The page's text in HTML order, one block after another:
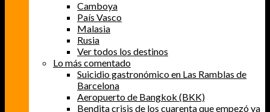
Camboya
País Vasco
Malasia
Rusia
Ver todos los destinos
Lo más comentado
Suicidio gastronómico en Las Ramblas de
Barcelona
Aeropuerto de Bangkok (BKK)
Bendita crisis de los cuarenta que empezó ya